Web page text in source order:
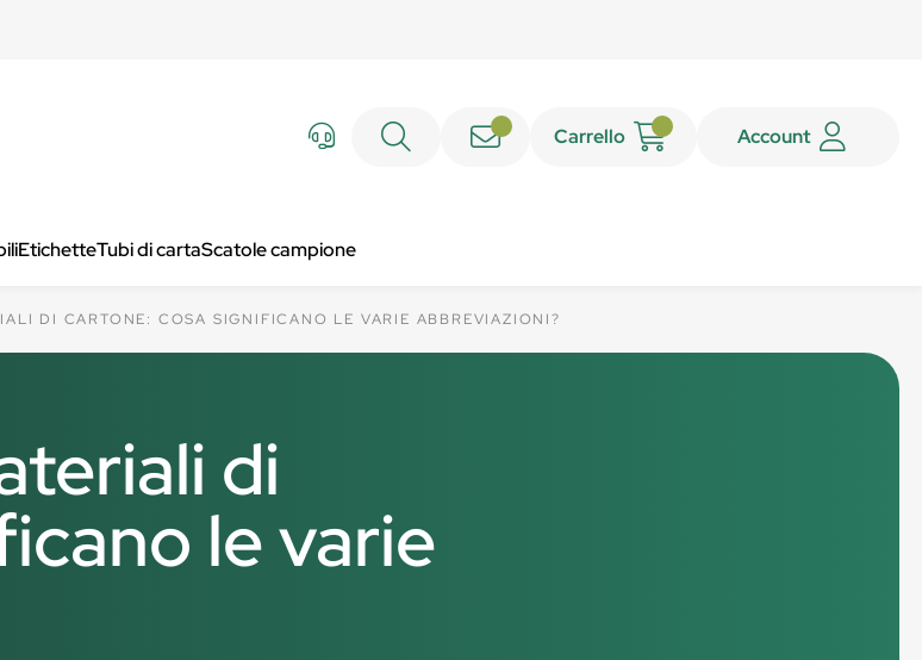
Carrello Account
EtichetteTubi di cartaScatole campione
DI CARTONE: COSA SIGNIFICANO LE VARIE ABBREVIAZIONI?
di
le varie